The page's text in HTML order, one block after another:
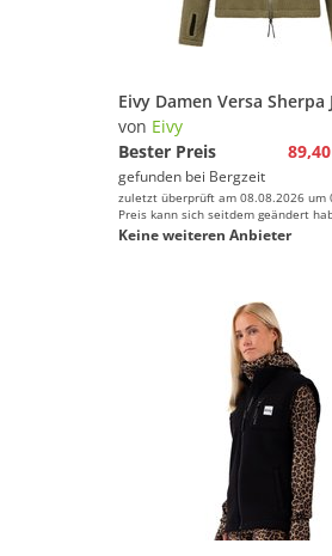
Eivy Damen Versa Sherpa
von Eivy
Bester Preis
gefunden bei Bergzeit
zuletzt überprüft am 08.08.2026 um
Preis kann sich seitdem geändert
Keine weiteren Anbieter